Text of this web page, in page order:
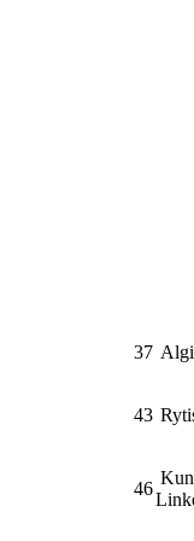
37
43
46